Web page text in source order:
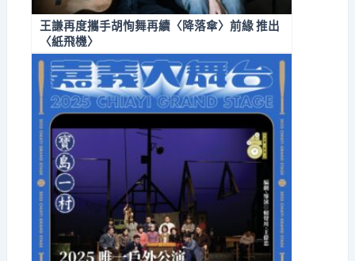
王謙再度攜手胡恂舞再續〈降落傘〉前緣 推出
〈紙飛機〉